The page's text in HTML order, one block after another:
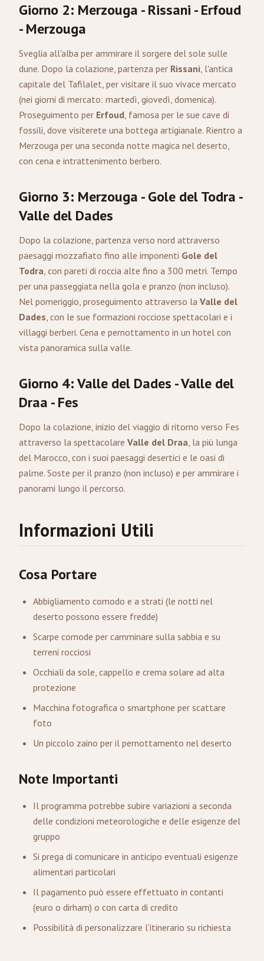
Giorno 2: Merzouga - Rissani - Erfoud
- Merzouga
Sveglia all'alba per ammirare il sorgere del sole sulle
dune. Dopo la colazione, partenza per Rissani, l'antica
capitale del Tafilalet, per visitare il suo vivace mercato
(nei giorni di mercato: martedì, giovedì, domenica).
Proseguimento per Erfoud, famosa per le sue cave di
fossili, dove visiterete una bottega artigianale. Rientro a
Merzouga per una seconda notte magica nel deserto,
con cena e intrattenimento berbero.
Giorno 3: Merzouga - Gole del Todra -
Valle del Dades
Dopo la colazione, partenza verso nord attraverso
paesaggi mozzafiato fino alle imponenti Gole del
Todra, con pareti di roccia alte fino a 300 metri. Tempo
per una passeggiata nella gola e pranzo (non incluso).
Nel pomeriggio, proseguimento attraverso la Valle del
Dades, con le sue formazioni rocciose spettacolari e i
villaggi berberi. Cena e pernottamento in un hotel con
vista panoramica sulla valle.
Giorno 4: Valle del Dades - Valle del
Draa - Fes
Dopo la colazione, inizio del viaggio di ritorno verso Fes
attraverso la spettacolare Valle del Draa, la più lunga
del Marocco, con i suoi paesaggi desertici e le oasi di
palme. Soste per il pranzo (non incluso) e per ammirare i
panorami lungo il percorso.
Informazioni Utili
Cosa Portare
Abbigliamento comodo e a strati (le notti nel
deserto possono essere fredde)
Scarpe comode per camminare sulla sabbia e su
terreni rocciosi
Occhiali da sole, cappello e crema solare ad alta
protezione
Macchina fotografica o smartphone per scattare
foto
Un piccolo zaino per il pernottamento nel deserto
Note Importanti
Il programma potrebbe subire variazioni a seconda
delle condizioni meteorologiche e delle esigenze del
gruppo
Si prega di comunicare in anticipo eventuali esigenze
alimentari particolari
Il pagamento può essere effettuato in contanti
(euro o dirham) o con carta di credito
Possibilità di personalizzare l'itinerario su richiesta